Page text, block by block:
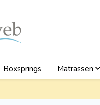
Boxsprings Matrassen